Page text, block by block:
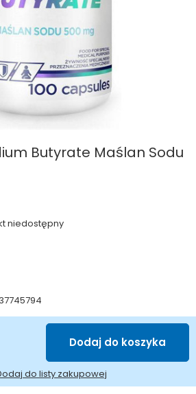
Butyrate Maślan Sodu
niedostępny
Dodaj do koszyka
do listy zakupowej